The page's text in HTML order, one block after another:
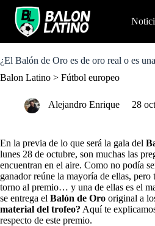
o
o
¿El Balón de Oro es de oro real o es
Balon Latino > Fútbol europeo
Alejandro Enrique 28
En la previa de lo que será la gala del
lunes 28 de octubre, son muchas las
encuentran en el aire. Como no podía
ganador reúne la mayoría de ellas, pero
torno al premio… y una de ellas es el
se entrega el Balón de Oro original a
material del trofeo? Aquí te
respecto de este premio.